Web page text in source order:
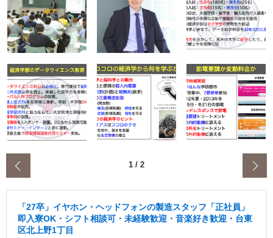
1 / 2
「27卒」イヤホン・ヘッドフォンの製造スタッフ「正社員」
即入寮OK・シフト相談可・未経験歓迎・音楽好き歓迎・台東
区北上野1丁目